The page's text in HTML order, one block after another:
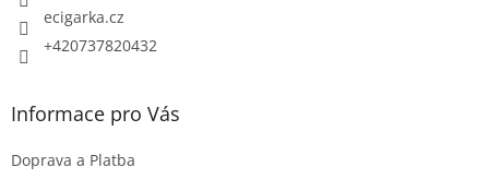
ecigarka.cz
+420737820432
Informace pro Vás
Doprava a Platba